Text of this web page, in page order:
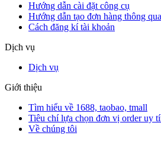
Hướng dẫn cài đặt công cụ
Hướng dẫn tạo đơn hàng thông
Cách đăng kí tài khoản
Dịch vụ
Dịch vụ
Giới thiệu
Tìm hiểu về 1688, taobao, tmall
Tiêu chí lựa chọn đơn vị order uy
Về chúng tôi